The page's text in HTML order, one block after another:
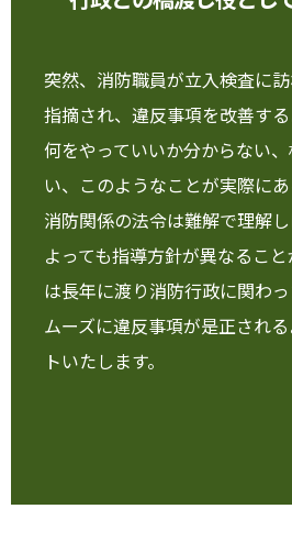
突然、消防職員が立入検査に
指摘され、違反事項を改善する
何をやっていいか分からない
い、このようなことが実際にあ
消防関係の法令は難解で理解
よっても指導方針が異なるこ
は長年に渡り消防行政に関わ
ムーズに違反事項が是正され
トいたします。